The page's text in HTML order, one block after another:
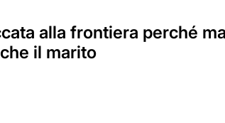
alla frontiera perché
il marito